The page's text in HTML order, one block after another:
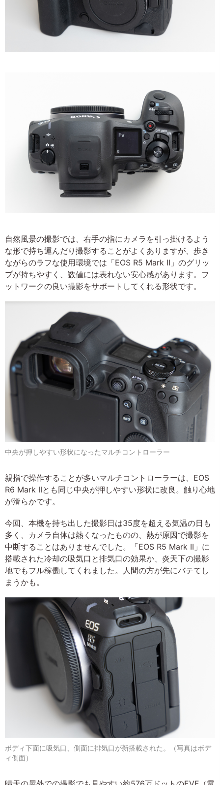
自然風景の撮影では、右手の指にカメラを引っ掛けるよう
な形で持ち運んだり撮影することがよくありますが、歩き
ながらのラフな使用環境では「EOS R5 Mark II」のグリッ
プが持ちやすく、数値には表れない安心感があります。フ
ットワークの良い撮影をサポートしてくれる形状です。
中央が押しやすい形状になったマルチコントローラー
親指で操作することが多いマルチコントローラーは、EOS
R6 Mark IIとも同じ中央が押しやすい形状に改良。触り心地
が滑らかです。
今回、本機を持ち出した撮影日は35度を超える気温の日も
多く、カメラ自体は熱くなったものの、熱が原因で撮影を
中断することはありませんでした。「EOS R5 Mark II」に
搭載された冷却の吸気口と排気口の効果か、炎天下の撮影
地でもフル稼働してくれました。人間の方が先にバテてし
まうかも。
ボディ下面に吸気口、側面に排気口が新搭載された。（写真はボデ
ィ側面）